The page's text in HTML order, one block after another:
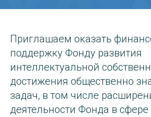
Приглашаем оказать
поддержку Фонду развития
интеллектуальной
достижения общественно
задач, в том числе
деятельности Фонда в сфере